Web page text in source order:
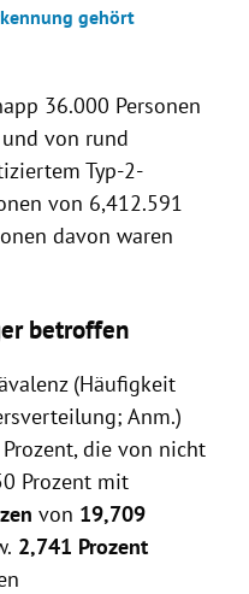
gehört
36.000 Personen
von rund
Typ-2-
von 6,412.591
davon waren
betroffen
(Häufigkeit
Anm.)
die von nicht
Prozent mit
von 19,709
2,741 Prozent